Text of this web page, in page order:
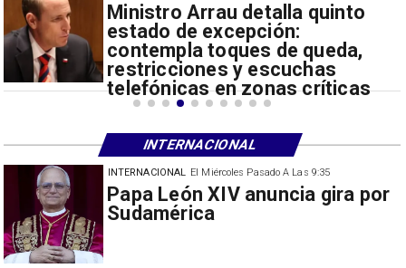
El Miércoles Pasado A Las 9:35
China restringe exportación de
drones a EEUU y sanciona
INTERNACIONAL
Ministro Arrau detalla quinto
estado de excepción:
contempla toques de queda,
restricciones y escuchas
telefónicas en zonas críticas
INTERNACIONAL